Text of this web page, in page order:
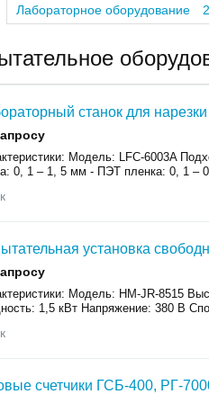
2
Лабораторное оборудование
станок для
Модель: LFC-6003A
0, 1 – 1, 5 мм - ПЭТ пленка: 0, 1 –
установка
Модель: HM-JR-8515
1,5 кВт Напряжение: 380 В
счетчики ГСБ-400, РГ-